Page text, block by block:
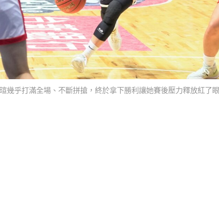
幾乎打滿全場、不斷拼搶，終於拿下勝利讓她賽後壓力釋放紅了